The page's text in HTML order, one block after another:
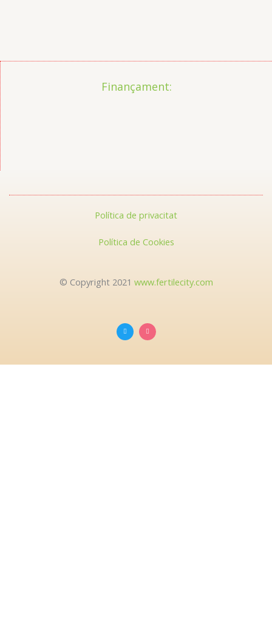
Finançament:
Política de privacitat
Política de Cookies
© Copyright 2021 www.fertilecity.com
w
i
t
n
s